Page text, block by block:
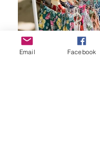
Email Facebook